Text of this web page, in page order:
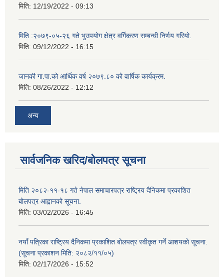
मिति: 12/19/2022 - 09:13
मिति :२०७९-०५-२६ गते भुउपयोग क्षेत्र वर्गिकरण सम्बन्धी निर्णय गरियो.
मिति: 09/12/2022 - 16:15
जानकी गा.पा.को आर्थिक वर्ष २०७९.८० को वार्षिक कार्यक्रम.
मिति: 08/26/2022 - 12:12
अन्य
सार्वजनिक खरिद/बोलपत्र सूचना
मिति २०८२-११-१८ गते नेपाल समाचारपत्र राष्ट्रिय दैनिकमा प्रकाशित
बोलपत्र आह्वानको सूचना.
मिति: 03/02/2026 - 16:45
नयाँ पत्रिका राष्ट्रिय दैनिकमा प्रकाशित बोलपत्र स्वीकृत गर्ने आशयको सूचना.
(सूचना प्रकाशन मिति: २०८२/११/०५)
मिति: 02/17/2026 - 15:52